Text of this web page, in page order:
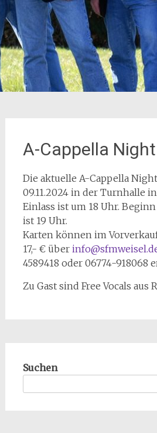
A-Cappella Night
Die aktuelle A-Cappella
09.11.2024 in der Turnhalle
Einlass ist um 18 Uhr.
ist 19 Uhr.
Karten können im
17,- € über
4589418 oder 06774-918068
Zu Gast sind Free Vocals aus
Suchen